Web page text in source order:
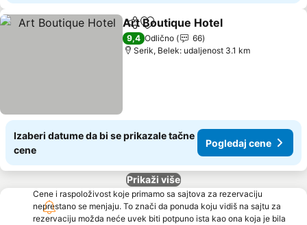
Deli Dodati u favorite
Art Boutique Hotel
9,4 Odlično
66
Serik, Belek: udaljenost 3.1 km
Izaberi datume da bi se prikazale tačne
cene
Pogledaj cene
Prikaži više
Cene i raspoloživost koje primamo sa sajtova za rezervaciju
neprestano se menjaju. To znači da ponuda koju vidiš na sajtu za
rezervaciju možda neće uvek biti potpuno ista kao ona koja je bila